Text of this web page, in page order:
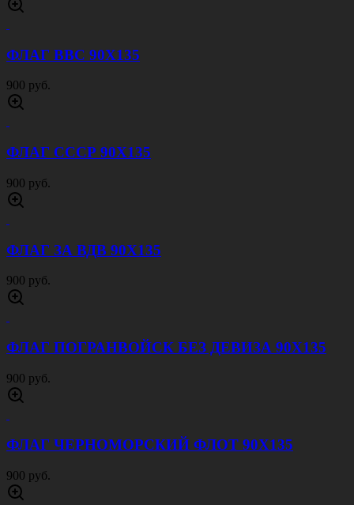
ФЛАГ ВВС 90Х135
900 руб.
ФЛАГ СССР 90Х135
900 руб.
ФЛАГ ЗА ВДВ 90Х135
900 руб.
ФЛАГ ПОГРАНВОЙСК БЕЗ ДЕВИЗА 90Х135
900 руб.
ФЛАГ ЧЕРНОМОРСКИЙ ФЛОТ 90Х135
900 руб.